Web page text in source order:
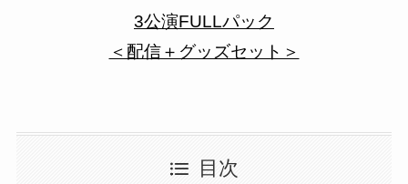
3公演FULLパック
＜配信＋グッズセット＞
目次